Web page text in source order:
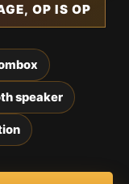
OP IS OP
speaker